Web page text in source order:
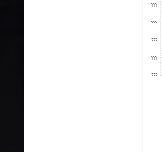
???
???
???
???
???